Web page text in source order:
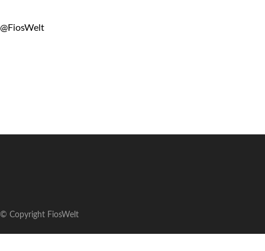
@FiosWelt
© Copyright FiosWelt